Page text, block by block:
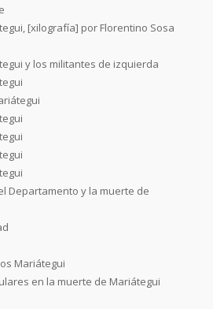
[xilografía] por Florentino Sosa
y los militantes de izquierda
Departamento y la muerte de
Mariátegui
en la muerte de Mariátegui